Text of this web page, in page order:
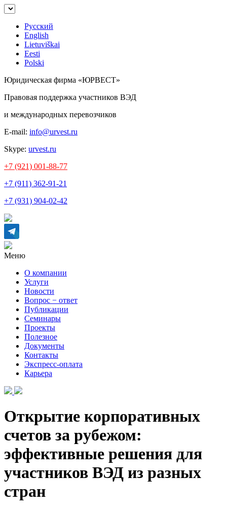
Русский
English
Lietuviškai
Eesti
Polski
Юридическая фирма «ЮРВЕСТ»
Правовая поддержка участников ВЭД
и международных перевозчиков
E-mail: info@urvest.ru
Skype: urvest.ru
+7 (921) 001-88-77
+7 (911) 362-91-21
+7 (931) 904-02-42
Меню
О компании
Услуги
Новости
Вопрос − ответ
Публикации
Семинары
Проекты
Полезное
Документы
Контакты
Экспресс-оплата
Карьера
Открытие корпоративных
счетов за рубежом:
эффективные решения для
участников ВЭД из разных
стран